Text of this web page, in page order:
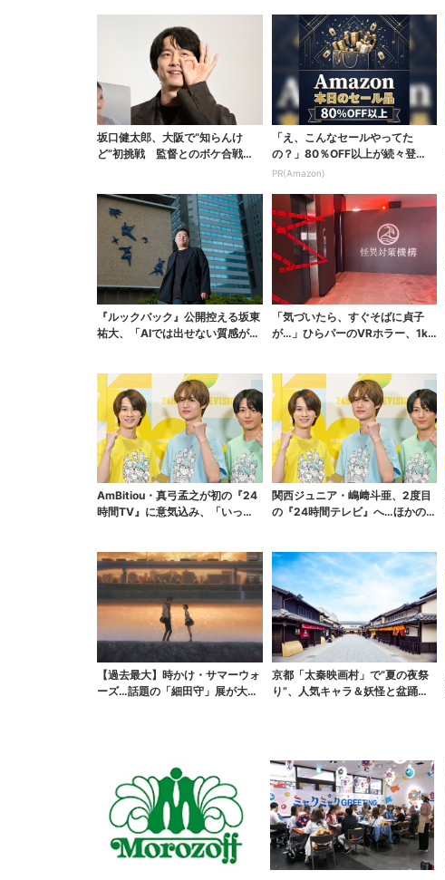
坂口健太郎、大阪で“知らんけ
ど”初挑戦 監督とのボケ合戦に
「え、こんなセールやってた
の？」80％OFF以上が続々登
場！Amazonの本気が...
PR(Amazon)
『ルックバック』公開控える坂東
祐大、「AIでは出せない質感があ
「気づいたら、すぐそばに貞子
が…」ひらパーのVRホラー、1k
AmBitiou・真弓孟之が初の『24
時間TV』に意気込み、「いっぱ
関西ジュニア・嶋﨑斗亜、2度目
の『24時間テレビ』へ…ほかのメ
【過去最大】時かけ・サマーウォ
ーズ…話題の「細田守」展が大阪
京都「太秦映画村」で“夏の夜祭
り”、人気キャラ＆妖怪と盆踊